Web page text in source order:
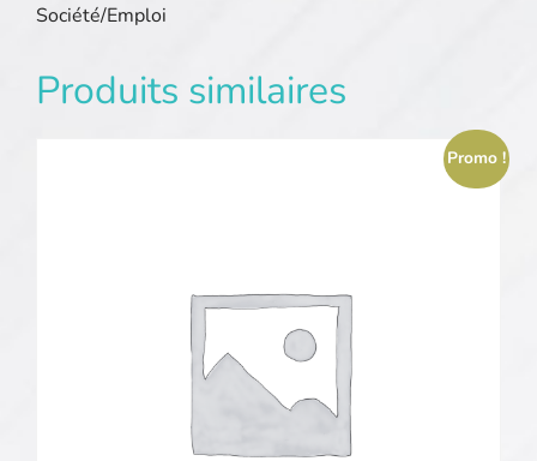
Société/Emploi
Produits similaires
Promo !